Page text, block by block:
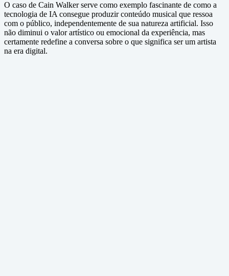
O caso de Cain Walker serve como exemplo fascinante de como a
tecnologia de IA consegue produzir conteúdo musical que ressoa
com o público, independentemente de sua natureza artificial. Isso
não diminui o valor artístico ou emocional da experiência, mas
certamente redefine a conversa sobre o que significa ser um artista
na era digital.